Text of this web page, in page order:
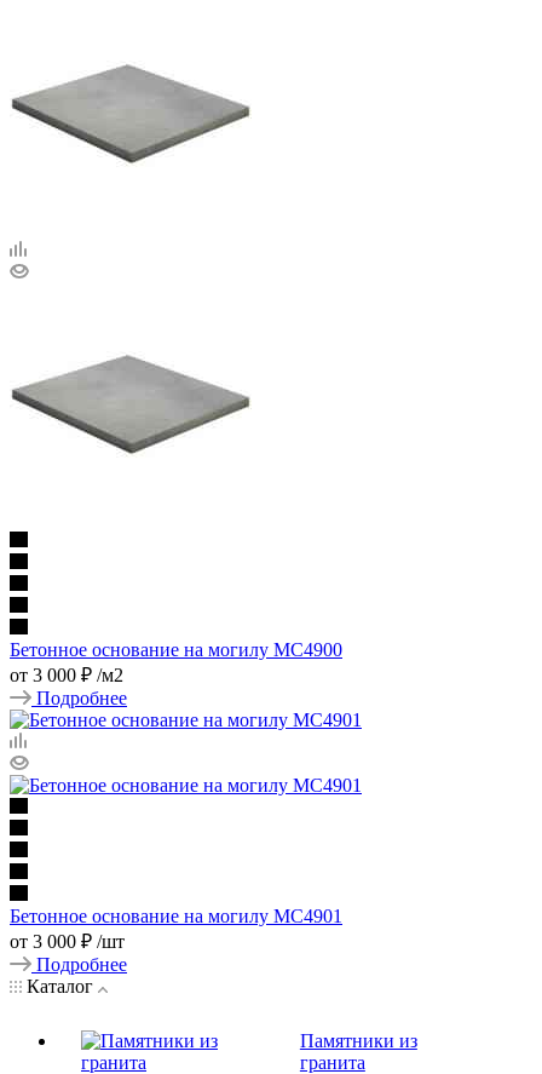
Бетонное основание на могилу МС4900
от 3 000 ₽ /м2
Подробнее
Бетонное основание на могилу МС4901
от 3 000 ₽ /шт
Подробнее
Каталог
Памятники из
гранита